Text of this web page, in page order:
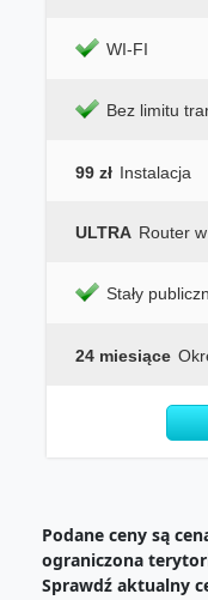
WI-FI
Bez limitu
99 zł Instalacja
ULTRA Router
Stały
24 miesiące
Podane ceny są
ograniczona
Sprawdź aktualny